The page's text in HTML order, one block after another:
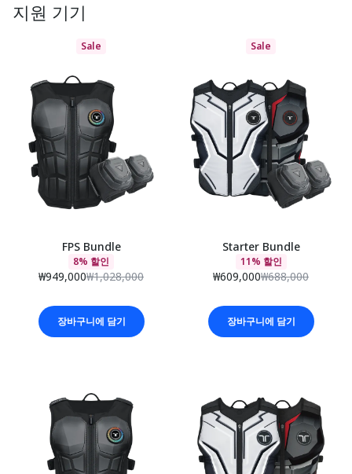
지원 기기
Sale
FPS Bundle
8% 할인
₩949,000₩1,028,000
장바구니에 담기
Sale
Starter Bundle
11% 할인
₩609,000₩688,000
장바구니에 담기